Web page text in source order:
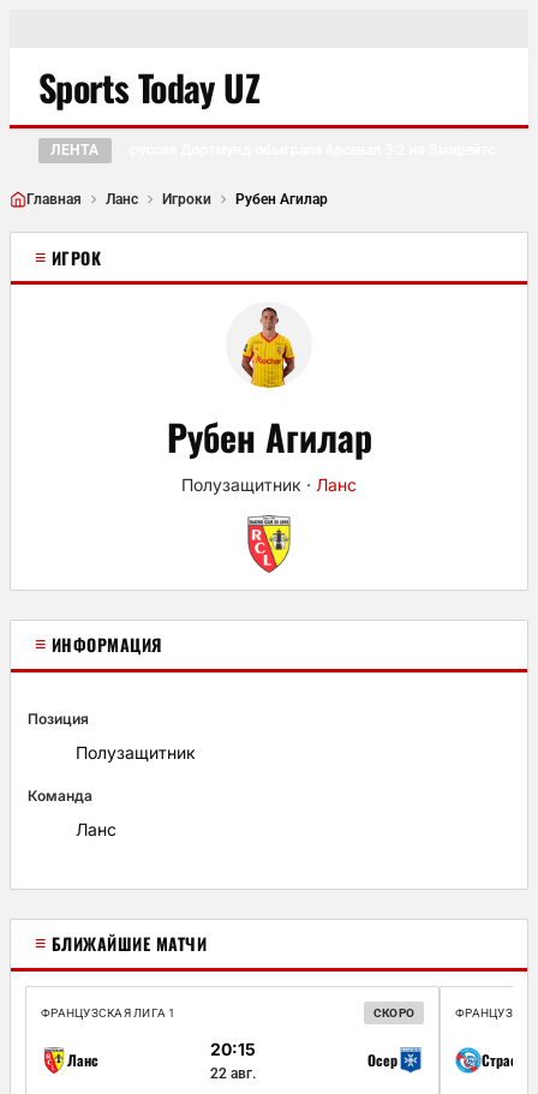
Sports Today UZ
ЛЕНТА
●
Главная Ланс Игроки Рубен Агилар
≡ ИГРОК
Рубен Агилар
Полузащитник · Ланс
≡ ИНФОРМАЦИЯ
Позиция
Полузащитник
Команда
Ланс
≡ БЛИЖАЙШИЕ МАТЧИ
ФРАНЦУЗСКАЯ ЛИГА 1 СКОРО
Ланс
20:15
22 авг.
Осер